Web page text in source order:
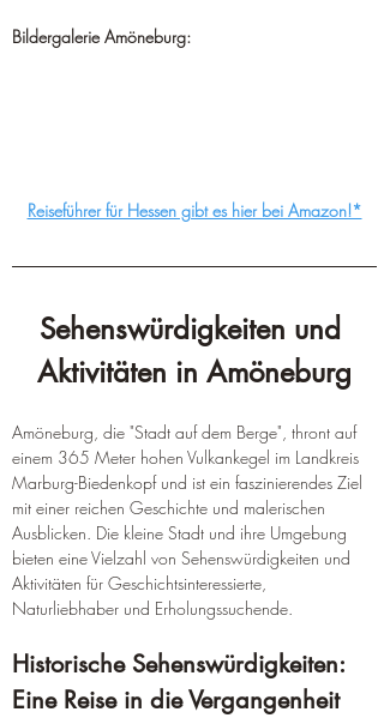
Bildergalerie Amöneburg:
Reiseführer für Hessen gibt es hier bei Amazon!*
Sehenswürdigkeiten und
Aktivitäten in Amöneburg
Amöneburg, die "Stadt auf dem Berge", thront auf
einem 365 Meter hohen Vulkankegel im Landkreis
Marburg-Biedenkopf und ist ein faszinierendes Ziel
mit einer reichen Geschichte und malerischen
Ausblicken. Die kleine Stadt und ihre Umgebung
bieten eine Vielzahl von Sehenswürdigkeiten und
Aktivitäten für Geschichtsinteressierte,
Naturliebhaber und Erholungssuchende.
Historische Sehenswürdigkeiten:
Eine Reise in die Vergangenheit